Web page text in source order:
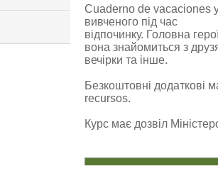
Cuaderno de vacaciones
вивченого під час
відпочинку. Головна
вона знайомиться з
вечірки та інше.
Безкоштовні додаткові
recursos.
Курс має дозвіл